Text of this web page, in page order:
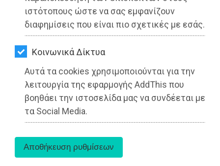
ιστότοπους ώστε να σας εμφανίζουν
διαφημίσεις που είναι πιο σχετικές με εσάς.
Kοινωνικά Δίκτυα
Αυτά τα cookies χρησιμοποιούνται για την
λειτουργία της εφαρμογής AddThis που
βοηθάει την ιστοσελίδα μας να συνδέεται με
τα Social Media.
OΔΗΓΟΣ
ΑΓΟΡΑΣ
ΨΙΘΥΡΟΙ
ΑΠΟΣΤΟΛΗ
ΑΡΘΡΩΝ
21-07-2022
Από τo Dimotisnews
aboutus